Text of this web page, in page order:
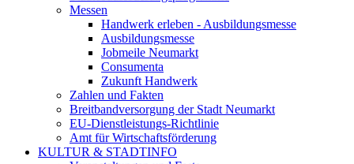
Messen
Handwerk erleben - Ausbildungsmesse
Ausbildungsmesse
Jobmeile Neumarkt
Consumenta
Zukunft Handwerk
Zahlen und Fakten
Breitbandversorgung der Stadt Neumarkt
EU-Dienstleistungs-Richtlinie
Amt für Wirtschaftsförderung
KULTUR & STADTINFO